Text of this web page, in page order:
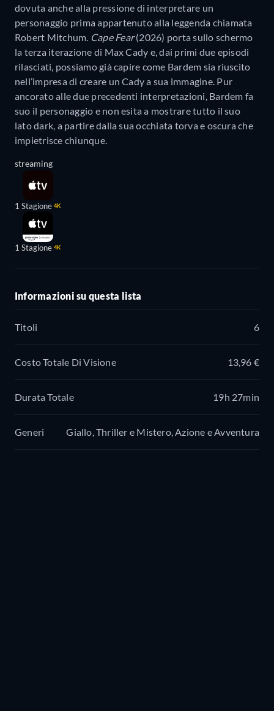
dovuta anche alla pressione di interpretare un
personaggio prima appartenuto alla leggenda chiamata
Robert Mitchum. Cape Fear(2026) porta sullo schermo
la terza iterazione di Max Cady e, dai primi due episodi
rilasciati, possiamo già capire come Bardem sia riuscito
nell’impresa di creare un Cady a sua immagine. Pur
ancorato alle due precedenti interpretazioni, Bardem fa
suo il personaggio e non esita a mostrare tutto il suo
lato dark, a partire dalla sua occhiata torva e oscura che
impietrisce chiunque.
streaming
1 Stagione 4K
1 Stagione 4K
Informazioni su questa lista
Titoli 6
Costo Totale Di Visione 13,96 €
Durata Totale 19h 27min
Generi Giallo, Thriller e Mistero, Azione e Avventura